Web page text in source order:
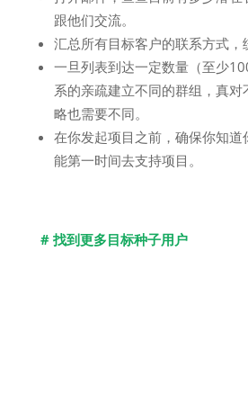
跟他们交流。
汇总所有目标客户的联系方式，
一旦列表到达一定数量（至少
系的亲疏建立不同的群组，真
略也需要不同。
在你发起项目之前，确保你知道
能第一时间去支持项目。
​# 找到更多目标种子用户